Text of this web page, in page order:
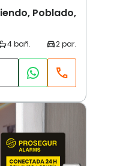
Poblado,